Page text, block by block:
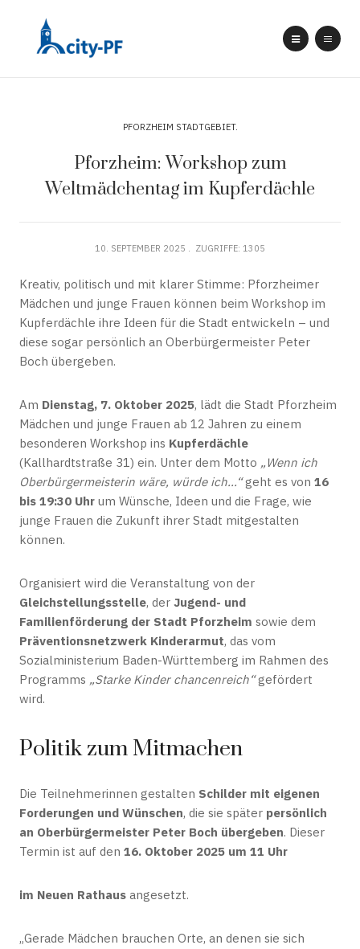
PFORZHEIM STADTGEBIET
Pforzheim: Workshop zum
Weltmädchentag im Kupferdächle
10. SEPTEMBER 2025 ZUGRIFFE: 1305
Kreativ, politisch und mit klarer Stimme: Pforzheimer
Mädchen und junge Frauen können beim Workshop im
Kupferdächle ihre Ideen für die Stadt entwickeln – und
diese sogar persönlich an Oberbürgermeister Peter
Boch übergeben.
Am Dienstag, 7. Oktober 2025, lädt die Stadt Pforzheim
Mädchen und junge Frauen ab 12 Jahren zu einem
besonderen Workshop ins Kupferdächle
(Kallhardtstraße 31) ein. Unter dem Motto „Wenn ich
Oberbürgermeisterin wäre, würde ich…“geht es von 16
bis 19:30 Uhr um Wünsche, Ideen und die Frage, wie
junge Frauen die Zukunft ihrer Stadt mitgestalten
können.
Organisiert wird die Veranstaltung von der
Gleichstellungsstelle, der Jugend- und
Familienförderung der Stadt Pforzheim sowie dem
Präventionsnetzwerk Kinderarmut, das vom
Sozialministerium Baden-Württemberg im Rahmen des
Programms „Starke Kinder chancenreich“gefördert
wird.
Politik zum Mitmachen
Die Teilnehmerinnen gestalten Schilder mit eigenen
Forderungen und Wünschen, die sie später persönlich
an Oberbürgermeister Peter Boch übergeben. Dieser
Termin ist auf den 16. Oktober 2025 um 11 Uhr
im Neuen Rathaus angesetzt.
„Gerade Mädchen brauchen Orte, an denen sie sich